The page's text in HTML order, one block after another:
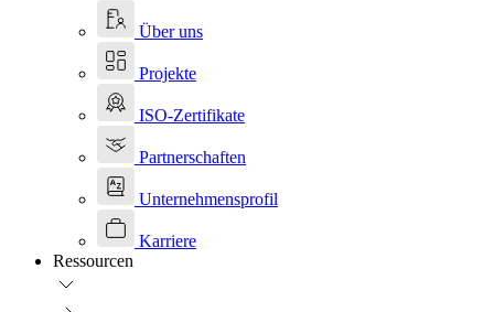
Über uns
Projekte
ISO-Zertifikate
Partnerschaften
Unternehmensprofil
Karriere
Ressourcen